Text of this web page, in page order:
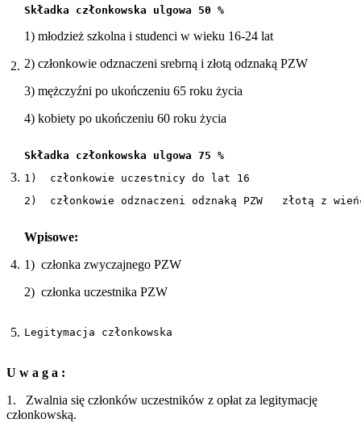
2.
Składka członkowska ulgowa 50 %
1) młodzież szkolna i studenci w wieku 16-24 lat
2) członkowie odznaczeni srebrną i złotą odznaką PZW
3) mężczyźni po ukończeniu 65 roku życia
4) kobiety po ukończeniu 60 roku życia
3.
Składka członkowska ulgowa 75 %
1)  członkowie uczestnicy do lat 16
2)  członkowie odznaczeni odznaką PZW   złotą z
4.
Wpisowe:
1) członka zwyczajnego PZW
2) członka uczestnika PZW
5. Legitymacja członkowska
U w a g a :
1. Zwalnia się członków uczestników z opłat za legitymację
członkowską.